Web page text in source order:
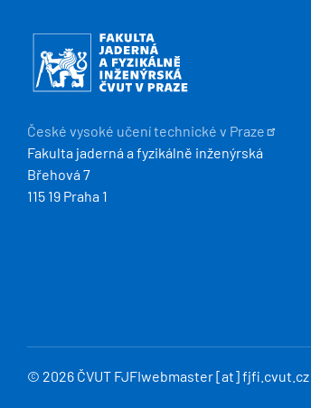
Obrázek
České vysoké učení technické v Praze
Fakulta jaderná a fyzikálně inženýrská
Břehová 7
115 19 Praha 1
© 2026 ČVUT FJFIwebmaster[at]fjfi cvut cz